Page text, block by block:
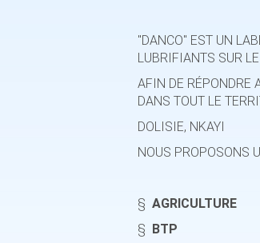
"DANCO" EST UN
LUBRIFIANTS SUR
AFIN DE RÉPONDRE
DANS TOUT LE
DOLISIE, NKAYI
NOUS PROPOSONS
§ AGRICULTURE
§ BTP